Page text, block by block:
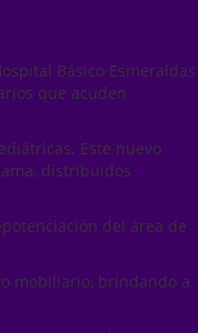
Básico Esmeraldas
que acuden
Este nuevo
distribuidos
del área de
mobiliario, brindando a